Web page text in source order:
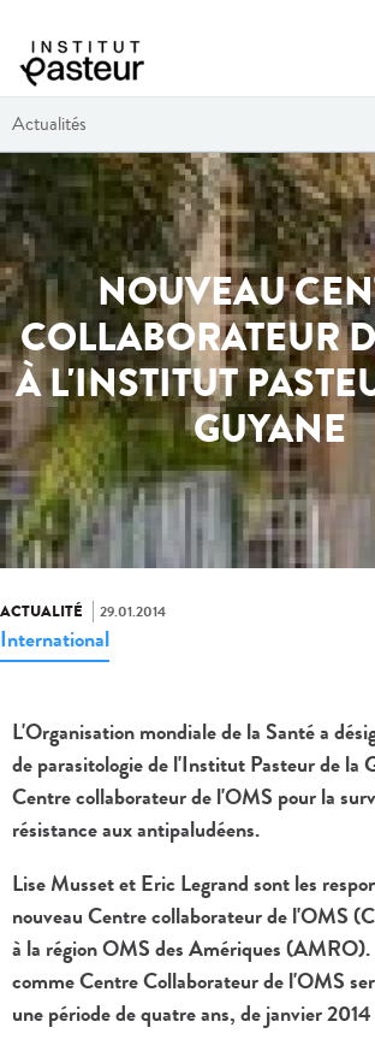
Actualités
NOUVEAU
COLLABORATEUR
À L'INSTITUT
GUYANE
ACTUALITÉ 29.01.2014
International
L'Organisation mondiale de la Santé a
de parasitologie de l'Institut Pasteur de la
Centre collaborateur de l'OMS pour la
résistance aux antipaludéens.
Lise Musset et Eric Legrand sont les
nouveau Centre collaborateur de l'OMS
à la région OMS des Amériques (AMRO).
comme Centre Collaborateur de l'OMS
une période de quatre ans, de janvier